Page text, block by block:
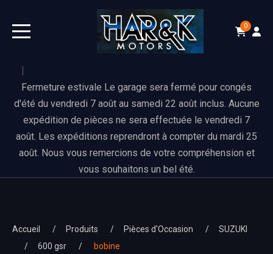
0
Fermeture estivale Le garage sera fermé pour congés
d'été du vendredi 7 août au samedi 22 août inclus. Aucune
expédition de pièces ne sera effectuée le vendredi 7
août. Les expéditions reprendront à compter du mardi 25
août. Nous vous remercions de votre compréhension et
vous souhaitons un bel été.
Accueil Produits Pièces d'Occasion
SUZUKI
600 gsr
bobine